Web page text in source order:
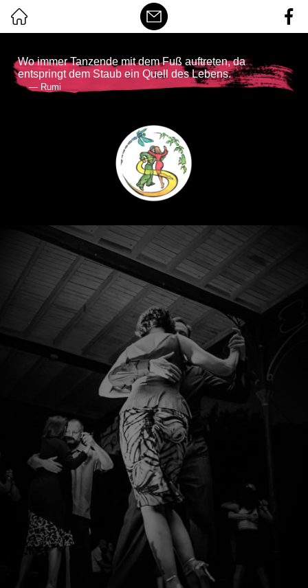
Wo immer Tanzende mit dem Fuß auftreten, da
entspringt dem Staub ein Quell des Lebens.
— Rumi